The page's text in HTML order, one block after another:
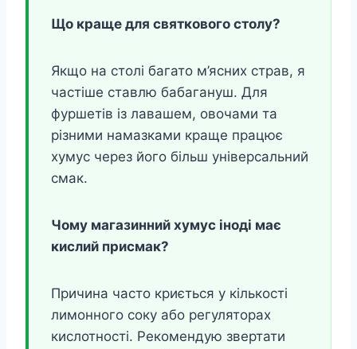
Що краще для святкового столу?
Якщо на столі багато м’ясних страв, я
частіше ставлю бабагануш. Для
фуршетів із лавашем, овочами та
різними намазками краще працює
хумус через його більш універсальний
смак.
Чому магазинний хумус іноді має
кислий присмак?
Причина часто криється у кількості
лимонного соку або регуляторах
кислотності. Рекомендую звертати